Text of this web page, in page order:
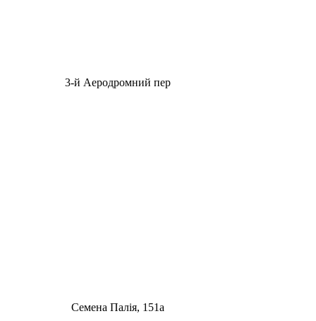
3-й Аеродромний пер
Семена Палія, 151а